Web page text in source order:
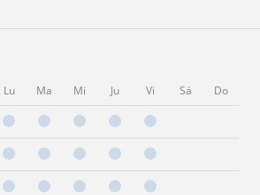
Lu Ma Mi Ju Vi Sá Do